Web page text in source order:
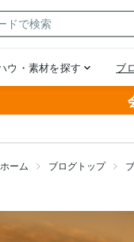
ホーム ブログトップ